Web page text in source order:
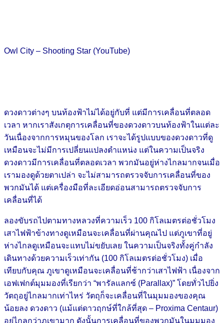
Owl City – Shooting Star (YouTube)
ดวงดาวต่างๆ บนท้องฟ้าไม่ได้อยู่กับที่ แต่มีการเคลื่อนที่ตลอด
เวลา หากเราสังเกตุการเคลื่อนที่ของดวงดาวบนท้องฟ้าในแต่ละ
วันเนื่องจากการหมุนของโลก เราจะได้รูปแบบของดวงดาวที่ดู
เหมือนจะไม่มีการเปลี่ยนแปลงตำแหน่ง แต่ในความเป็นจริง
ดวงดาวมีการเคลื่อนที่ตลอดเวลา พวกมันอยู่ห่างไกลมากจนเมื่อ
เรามองดูด้วยตาเปล่า จะไม่สามารถตรวจจับการเคลื่อนที่ของ
พวกมันได้ แต่เครื่องมือที่ละเอียดอ่อนสามารถตรวจจับการ
เคลื่อนที่ได้
ลองขับรถไปตามทางหลวงที่ความเร็ว 100 กิโลเมตรต่อชั่วโมง
เสาไฟฟ้าข้างทางดูเหมือนจะเคลื่อนที่ผ่านคุณไป แต่ภูเขาที่อยู่
ห่างไกลดูเหมือนจะแทบไม่ขยับเลย ในความเป็นจริงทั้งคู่กำลัง
เดินทางด้วยความเร็วเท่ากัน (100 กิโลเมตรต่อชั่วโมง) เมื่อ
เทียบกับคุณ ภูเขาดูเหมือนจะเคลื่อนที่ช้ากว่าเสาไฟฟ้า เนื่องจาก
เอฟเฟกต์มุมมองที่เรียกว่า “พารัลแลกซ์ (Parallax)” โดยทั่วไปยิ่ง
วัตถุอยู่ไกลมากเท่าไหร่ วัตถุก็จะเคลื่อนที่ในมุมมองของคุณ
น้อยลง ดวงดาว (แม้แต่ดาวฤกษ์ที่ใกล้ที่สุด – Proxima Centaur)
อยู่ไกลกว่าภูเขามาก ดังนั้นการเคลื่อนที่ของพวกมันในมุมมอง